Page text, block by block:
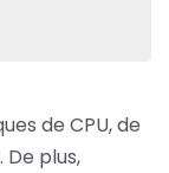
de CPU, de
plus,